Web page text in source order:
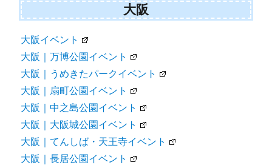
大阪
大阪イベント
大阪｜万博公園イベント
大阪｜うめきたパークイベント
大阪｜扇町公園イベント
大阪｜中之島公園イベント
大阪｜大阪城公園イベント
大阪｜てんしば・天王寺イベント
大阪｜長居公園イベント